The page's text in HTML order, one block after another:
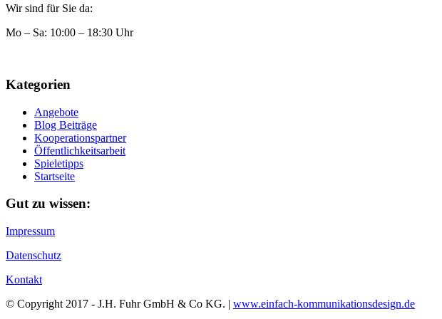
Wir sind für Sie da:
Mo – Sa: 10:00 – 18:30 Uhr
Kategorien
Angebote
Blog Beiträge
Kooperationspartner
Öffentlichkeitsarbeit
Spieletipps
Startseite
Gut zu wissen:
Impressum
Datenschutz
Kontakt
© Copyright 2017 - J.H. Fuhr GmbH & Co KG. | www.einfach-kommunikationsdesign.de